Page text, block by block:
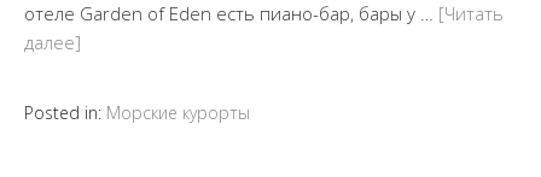
отеле Garden of Eden есть пиано-бар, бары у … [Читать
далее]
Posted in: Морские курорты